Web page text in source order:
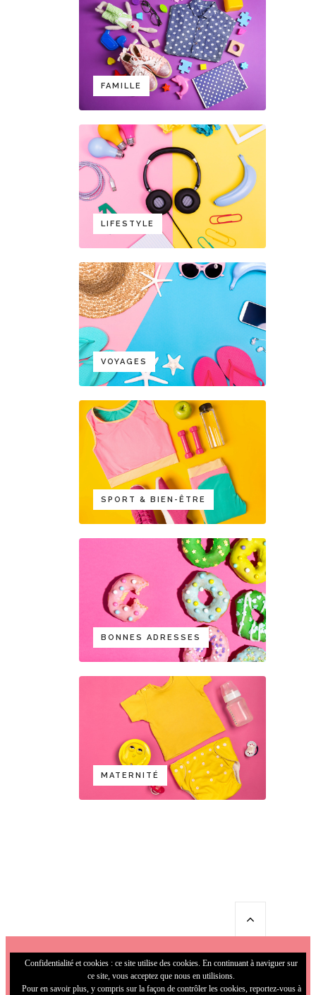
FAMILLE
LIFESTYLE
VOYAGES
SPORT & BIEN-ÊTRE
BONNES ADRESSES
MATERNITÉ
Confidentialité et cookies : ce site utilise des cookies. En continuant à naviguer sur
ce site, vous acceptez que nous en utilisions.
Pour en savoir plus, y compris sur la façon de contrôler les cookies, reportez-vous à